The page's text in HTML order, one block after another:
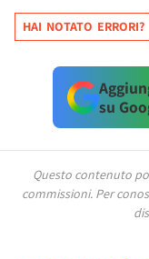
HAI NOTATO ERRORI?
su
Questo contenuto
commissioni. Per